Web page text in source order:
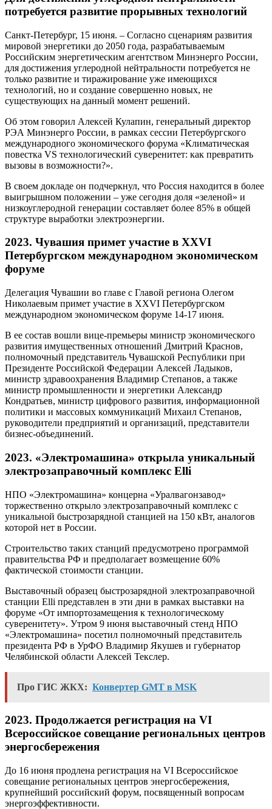
потребуется развитие прорывных технологий
Санкт-Петербург, 15 июня. – Согласно сценариям развития
мировой энергетики до 2050 года, разрабатываемым
Российским энергетическим агентством Минэнерго России,
для достижения углеродной нейтральности потребуется не
только развитие и тиражирование уже имеющихся
технологий, но и создание совершенно новых, не
существующих на данный момент решений.
Об этом говорил Алексей Кулапин, генеральный директор
РЭА Минэнерго России, в рамках сессии Петербургского
международного экономического форума «Климатическая
повестка VS технологический суверенитет: как превратить
вызовы в возможности?».
В своем докладе он подчеркнул, что Россия находится в более
выигрышном положении – уже сегодня доля «зеленой» и
низкоуглеродной генерации составляет более 85% в общей
структуре выработки электроэнергии.
2023. Чувашия примет участие в XXVI
Петербургском международном экономическом
форуме
Делегация Чувашии во главе с Главой региона Олегом
Николаевым примет участие в XXVI Петербургском
международном экономическом форуме 14-17 июня.
В ее состав вошли вице-премьеры министр экономического
развития имущественных отношений Дмитрий Краснов,
полномочный представитель Чувашской Республики при
Президенте Российской Федерации Алексей Ладыков,
министр здравоохранения Владимир Степанов, а также
министр промышленности и энергетики Александр
Кондратьев, министр цифрового развития, информационной
политики и массовых коммуникаций Михаил Степанов,
руководители предприятий и организаций, представители
бизнес-объединений.
2023. «Электромашина» открыла уникальный
электрозаправочный комплекс Elli
НПО «Электромашина» концерна «Уралвагонзавод»
торжественно открыло электрозаправочный комплекс с
уникальной быстрозарядной станцией на 150 кВт, аналогов
которой нет в России.
Строительство таких станций предусмотрено программой
правительства РФ и предполагает возмещение 60%
фактической стоимости станции.
Выставочный образец быстрозарядной электрозаправочной
станции Elli представлен в эти дни в рамках выставки на
форуме «От импортозамещения к технологическому
суверенитету». Утром 9 июня выставочный стенд НПО
«Электромашина» посетил полномочный представитель
президента РФ в УрФО Владимир Якушев и губернатор
Челябинской области Алексей Текслер.
Про ГИС ЖКХ: Конвертер GMT в MSK
2023. Продолжается регистрация на VI
Всероссийское совещание региональных центров
энергосбережения
До 16 июня продлена регистрация на VI Всероссийское
совещание региональных центров энергосбережения,
крупнейший российский форум, посвященный вопросам
энергоэффективности.